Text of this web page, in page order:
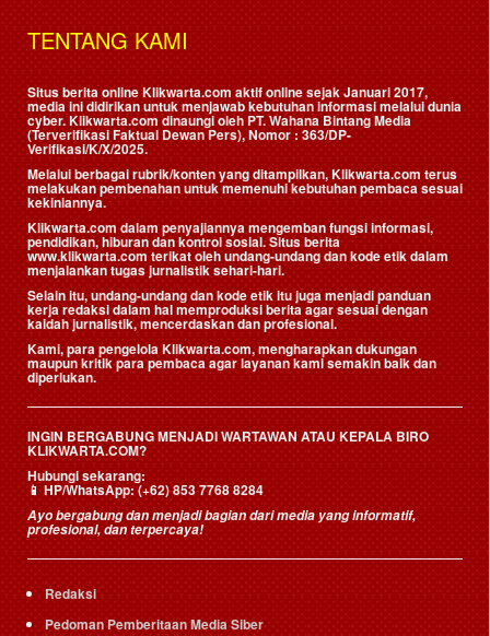
TENTANG KAMI
Situs berita online Klikwarta.com aktif online sejak Januari 2017,
media ini didirikan untuk menjawab kebutuhan informasi melalui dunia
cyber. Klikwarta.com dinaungi oleh PT. Wahana Bintang Media
(Terverifikasi Faktual Dewan Pers), Nomor : 363/DP-
Verifikasi/K/X/2025.
Melalui berbagai rubrik/konten yang ditampilkan, Klikwarta.com terus
melakukan pembenahan untuk memenuhi kebutuhan pembaca sesuai
kekiniannya.
Klikwarta.com dalam penyajiannya mengemban fungsi informasi,
pendidikan, hiburan dan kontrol sosial. Situs berita
www.klikwarta.com terikat oleh undang-undang dan kode etik dalam
menjalankan tugas jurnalistik sehari-hari.
Selain itu, undang-undang dan kode etik itu juga menjadi panduan
kerja redaksi dalam hal memproduksi berita agar sesuai dengan
kaidah jurnalistik, mencerdaskan dan profesional.
Kami, para pengelola Klikwarta.com, mengharapkan dukungan
maupun kritik para pembaca agar layanan kami semakin baik dan
diperlukan.
INGIN BERGABUNG MENJADI WARTAWAN ATAU KEPALA BIRO
KLIKWARTA.COM?
Hubungi sekarang:
📱HP/WhatsApp:(+62) 853 7768 8284
Ayo bergabung dan menjadi bagian dari media yang informatif,
profesional, dan terpercaya!
Redaksi
Pedoman Pemberitaan Media Siber